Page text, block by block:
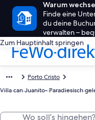
Warum
Finde eine
du deine
verwalten –
Zum Hauptinhalt springen
Porto Cristo
Villa can Juanito- Paradiesisch
Wo soll’s hingehen?